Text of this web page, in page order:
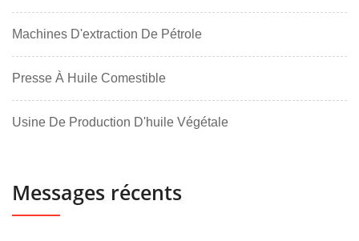
Machines D'extraction De Pétrole
Presse À Huile Comestible
Usine De Production D'huile Végétale
Messages récents